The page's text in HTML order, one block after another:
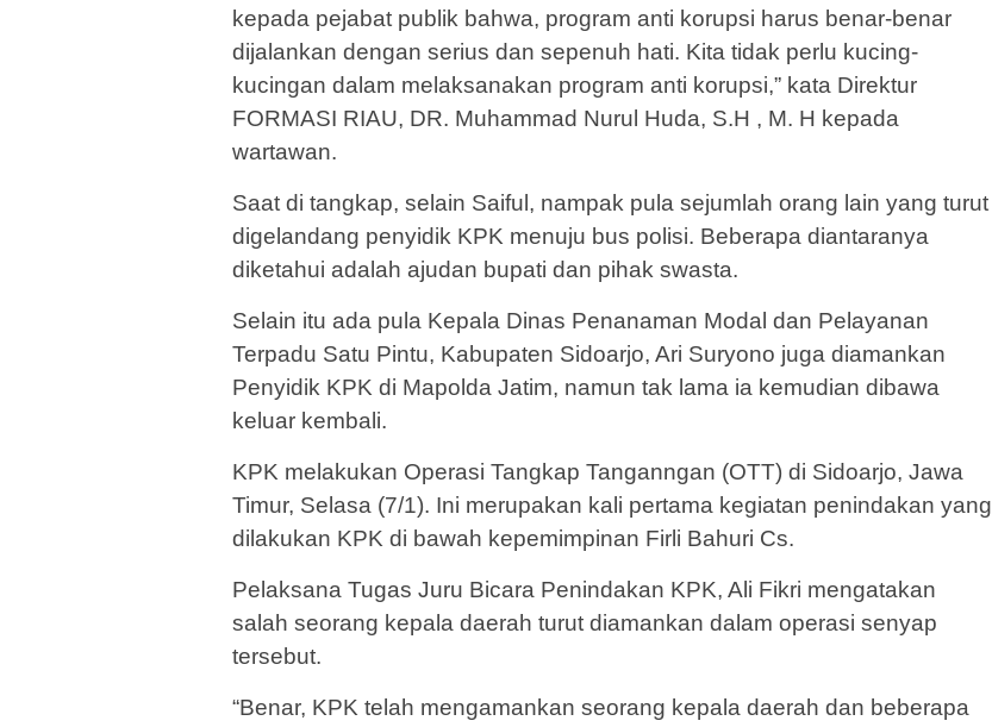
kepada pejabat publik bahwa, program anti korupsi harus benar-benar
dijalankan dengan serius dan sepenuh hati. Kita tidak perlu kucing-
kucingan dalam melaksanakan program anti korupsi,” kata Direktur
FORMASI RIAU, DR. Muhammad Nurul Huda, S.H , M. H kepada
wartawan.
Saat di tangkap, selain Saiful, nampak pula sejumlah orang lain yang turut
digelandang penyidik KPK menuju bus polisi. Beberapa diantaranya
diketahui adalah ajudan bupati dan pihak swasta.
Selain itu ada pula Kepala Dinas Penanaman Modal dan Pelayanan
Terpadu Satu Pintu, Kabupaten Sidoarjo, Ari Suryono juga diamankan
Penyidik KPK di Mapolda Jatim, namun tak lama ia kemudian dibawa
keluar kembali.
KPK melakukan Operasi Tangkap Tanganngan (OTT) di Sidoarjo, Jawa
Timur, Selasa (7/1). Ini merupakan kali pertama kegiatan penindakan yang
dilakukan KPK di bawah kepemimpinan Firli Bahuri Cs.
Pelaksana Tugas Juru Bicara Penindakan KPK, Ali Fikri mengatakan
salah seorang kepala daerah turut diamankan dalam operasi senyap
tersebut.
“Benar, KPK telah mengamankan seorang kepala daerah dan beberapa